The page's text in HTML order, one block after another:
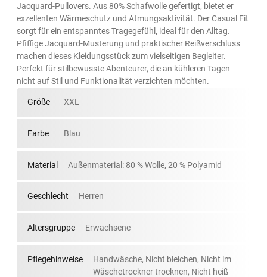
Jacquard-Pullovers. Aus 80% Schafwolle gefertigt, bietet er
exzellenten Wärmeschutz und Atmungsaktivität. Der Casual Fit
sorgt für ein entspanntes Tragegefühl, ideal für den Alltag.
Pfiffige Jacquard-Musterung und praktischer Reißverschluss
machen dieses Kleidungsstück zum vielseitigen Begleiter.
Perfekt für stilbewusste Abenteurer, die an kühleren Tagen
nicht auf Stil und Funktionalität verzichten möchten.
Größe XXL
Farbe Blau
Material Außenmaterial: 80 % Wolle, 20 % Polyamid
Geschlecht Herren
Altersgruppe Erwachsene
Pflegehinweise
Handwäsche, Nicht bleichen, Nicht im
Wäschetrockner trocknen, Nicht heiß